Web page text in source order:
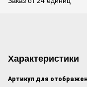
Характеристики
Артикул для